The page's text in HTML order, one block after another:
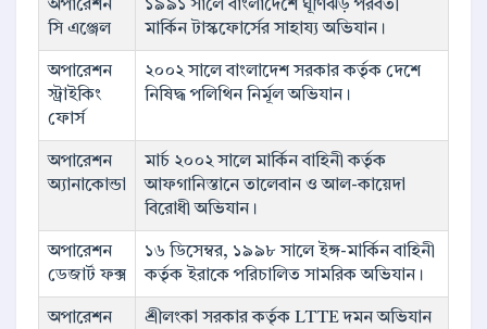
অপারেশন
সি এঞ্জেল
১৯৯১ সালে বাংলাদেশে ঘূর্ণিঝড় পরবর্তী
মার্কিন টাস্কফোর্সের সাহায্য অভিযান।
অপারেশন
স্ট্রাইকিং
ফোর্স
২০০২ সালে বাংলাদেশ সরকার কর্তৃক দেশে
নিষিদ্ধ পলিথিন নির্মূল অভিযান।
অপারেশন
অ্যানাকোন্ডা
মার্চ ২০০২ সালে মার্কিন বাহিনী কর্তৃক
আফগানিস্তানে তালেবান ও আল-কায়েদা
বিরোধী অভিযান।
অপারেশন
ডেজার্ট ফক্স
১৬ ডিসেম্বর, ১৯৯৮ সালে ইঙ্গ-মার্কিন বাহিনী
কর্তৃক ইরাকে পরিচালিত সামরিক অভিযান।
অপারেশন
শ্রীলংকা সরকার কর্তৃক LTTE দমন অভিযান